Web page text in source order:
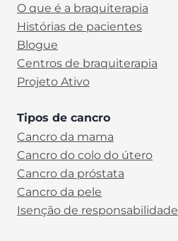
O que é a braquiterapia
Histórias de pacientes
Blogue
Centros de braquiterapia
Projeto Ativo
Tipos de cancro
Cancro da mama
Cancro do colo do útero
Cancro da próstata
Cancro da pele
Isenção de responsabilidade